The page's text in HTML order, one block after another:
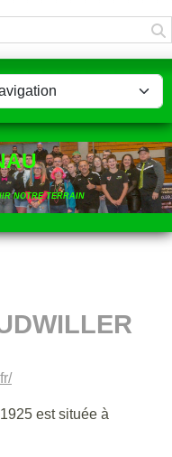
NOTRE TERRAIN
est située à